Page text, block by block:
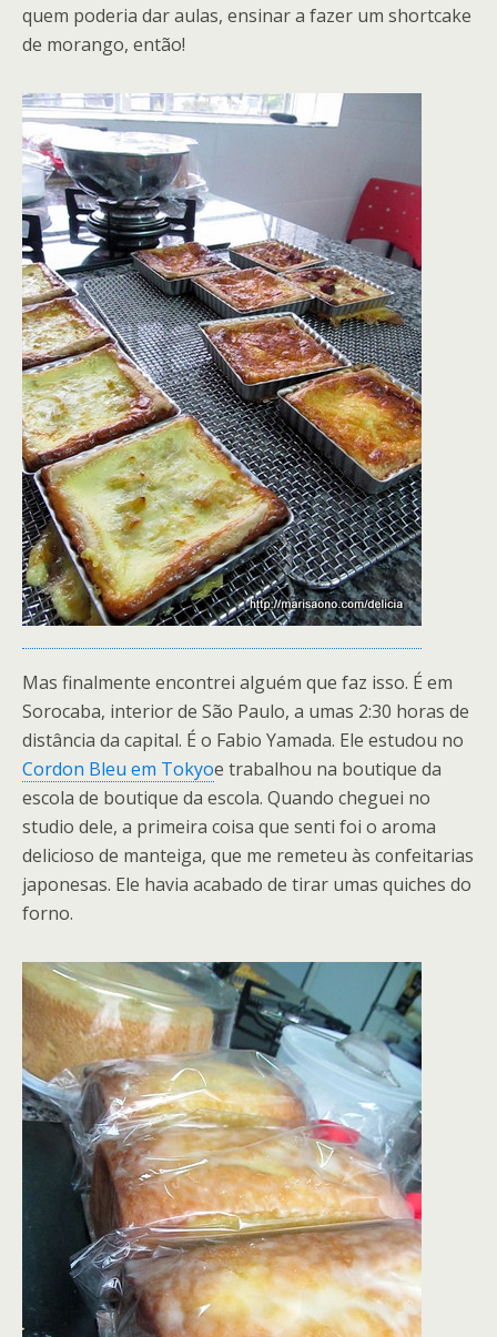
quem poderia dar aulas, ensinar a fazer um shortcake
de morango, então!
Mas finalmente encontrei alguém que faz isso. É em
Sorocaba, interior de São Paulo, a umas 2:30 horas de
distância da capital. É o Fabio Yamada. Ele estudou no
Cordon Bleu em Tokyoe trabalhou na boutique da
escola de boutique da escola. Quando cheguei no
studio dele, a primeira coisa que senti foi o aroma
delicioso de manteiga, que me remeteu às confeitarias
japonesas. Ele havia acabado de tirar umas quiches do
forno.